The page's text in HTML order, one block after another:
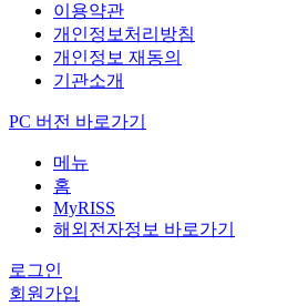
이용약관
개인정보처리방침
개인정보 재동의
기관소개
PC 버전 바로가기
메뉴
홈
MyRISS
해외전자정보 바로가기
로그인
회원가입